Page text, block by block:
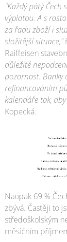
"Každý pátý Čech
výplatou. A s
za řadu zboží i
složitější situace,"
Raiffeisen
důležité
pozornost. Banky
refinancováním
kalendáře tak,
Kopecká.
Naopak 69 %
zbývá. Častěji to
středoškolským
měsíčním